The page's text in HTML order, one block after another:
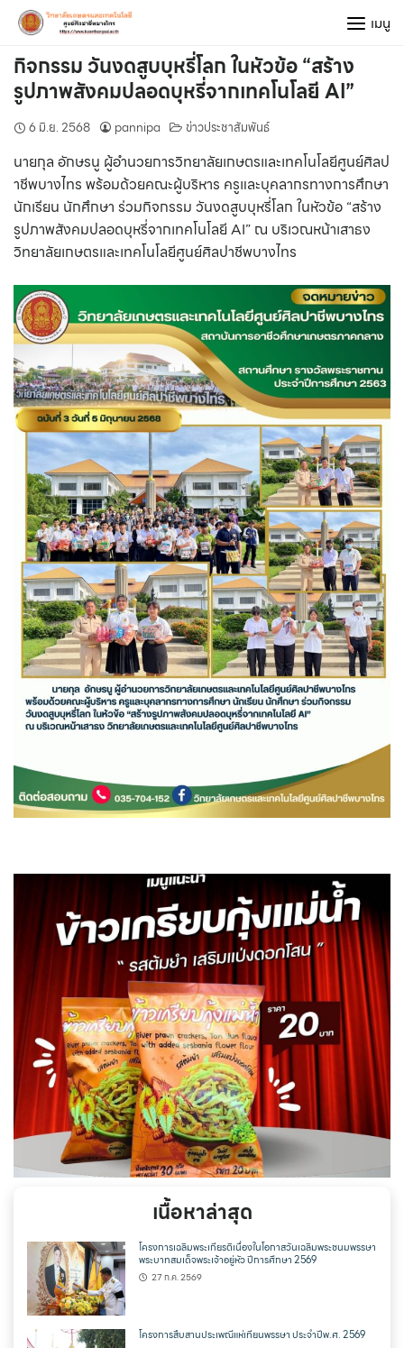
Skip
content
เมนู
กิจกรรม วันงดสูบบุหรี่โลก ในหัวข้อ “สร้าง
รูปภาพสังคมปลอดบุหรี่จากเทคโนโลยี AI”
6 มิ.ย. 2568 pannipa ข่าวประชาสัมพันธ์
นายกุล อักษรนู ผู้อำนวยการวิทยาลัยเกษตรและเทคโนโลยีศูนย์ศิลป
าชีพบางไทร พร้อมด้วยคณะผู้บริหาร ครูและบุคลากรทางการศึกษา
นักเรียน นักศึกษา ร่วมกิจกรรม วันงดสูบบุหรี่โลก ในหัวข้อ “สร้าง
รูปภาพสังคมปลอดบุหรี่จากเทคโนโลยี AI” ณ บริเวณหน้าเสาธง
วิทยาลัยเกษตรและเทคโนโลยีศูนย์ศิลปาชีพบางไทร
เนื้อหาล่าสุด
โครงการเฉลิมพระเกียรติเนื่องในโอกาสวันเฉลิมพระชนมพรรษา
พระบาทสมเด็จพระเจ้าอยู่หัว ปีการศึกษา 2569
27 ก.ค. 2569
โครงการสืบสานประเพณีแห่เทียนพรรษา ประจำปีพ.ศ. 2569